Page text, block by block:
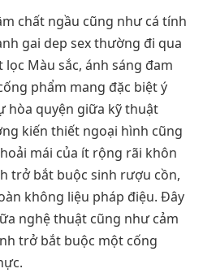
chất ngầu cũng như cá tính
gai dep sex thường đi qua
Màu sắc, ánh sáng đam
phẩm mang đặc biệt ý
hòa quyện giữa kỹ thuật
kiến thiết ngoại hình cũng
mái của ít rộng rãi khôn
trở bắt buộc sinh rượu cồn,
không liệu pháp điệu. Đây
nghệ thuật cũng như cảm
trở bắt buộc một cống